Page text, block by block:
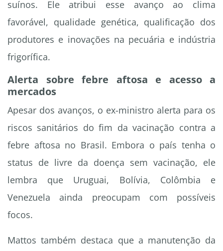
suínos. Ele atribui esse avanço ao clima
favorável, qualidade genética, qualificação dos
produtores e inovações na pecuária e indústria
frigorífica.
Alerta sobre febre aftosa e acesso a
mercados
Apesar dos avanços, o ex-ministro alerta para os
riscos sanitários do fim da vacinação contra a
febre aftosa no Brasil. Embora o país tenha o
status de livre da doença sem vacinação, ele
lembra que Uruguai, Bolívia, Colômbia e
Venezuela ainda preocupam com possíveis
focos.
Mattos também destaca que a manutenção da